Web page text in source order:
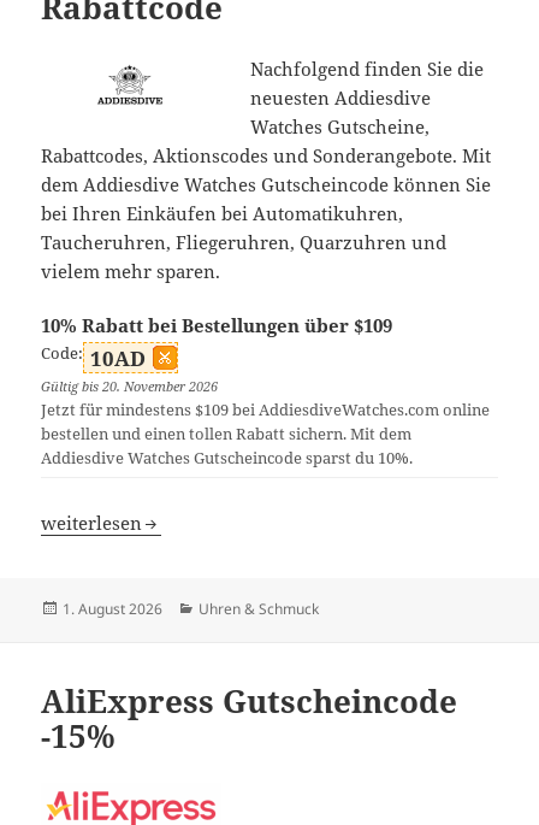
Nachfolgend finden Sie die
neuesten Addiesdive
Watches Gutscheine,
Rabattcodes, Aktionscodes und Sonderangebote. Mit
dem Addiesdive Watches Gutscheincode können Sie
bei Ihren Einkäufen bei Automatikuhren,
Taucheruhren, Fliegeruhren, Quarzuhren und
vielem mehr sparen.
10% Rabatt bei Bestellungen über $109
Code: 10AD
Gültig bis 20. November 2026
Jetzt für mindestens $109 bei AddiesdiveWatches.com online
bestellen und einen tollen Rabatt sichern. Mit dem
Addiesdive Watches Gutscheincode sparst du 10%.
Addiesdive Watches Rabattcode
weiterlesen
Veröffentlicht
1. August 2026 Kategorien
Uhren & Schmuck
AliExpress Gutscheincode
-15%